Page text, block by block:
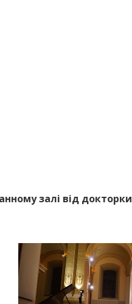
залі від докторки